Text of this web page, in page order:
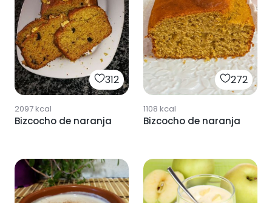
312
2097kcal
Bizcocho de naranja
272
1108 kcal
Bizcocho de naranja